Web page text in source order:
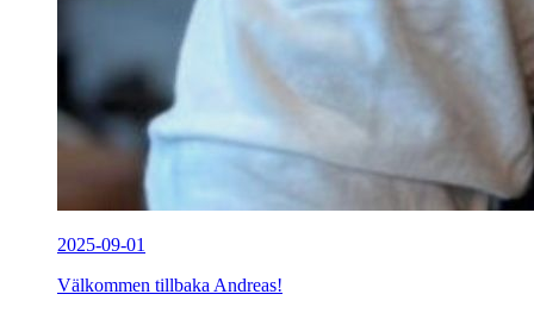
2025-09-01
Välkommen tillbaka Andreas!